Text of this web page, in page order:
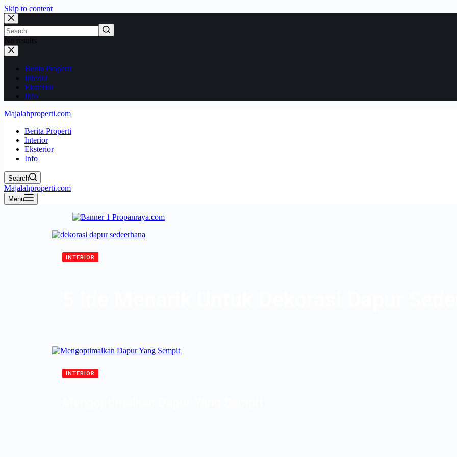
Skip to content
No results
Berita Properti
Interior
Eksterior
Info
Majalahproperti.com
Berita Properti
Interior
Eksterior
Info
Search
Majalahproperti.com
Menu
INTERIOR
INTERIOR